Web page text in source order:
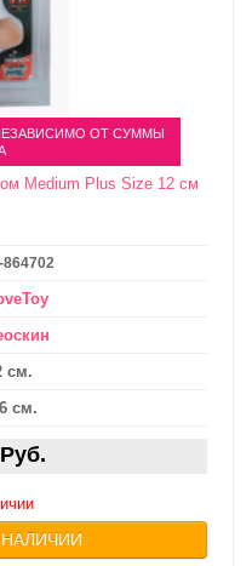
ОТ СУММЫ
Medium Plus Size 12 см
864702
см.
см.